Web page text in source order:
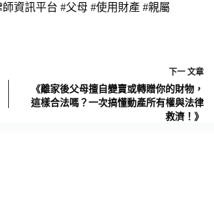
資訊平台 #父母 #使用財產 #親屬
下一 文章
《離家後父母擅自變賣或轉贈你的財物，
這樣合法嗎？一次搞懂動產所有權與法律
救濟！》